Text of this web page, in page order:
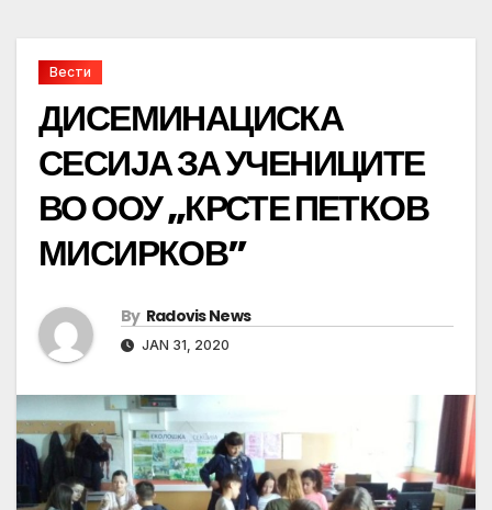
Вести
ДИСЕМИНАЦИСКА
СЕСИЈА ЗА УЧЕНИЦИТЕ
ВО ООУ „КРСТЕ ПЕТКОВ
МИСИРКОВ”
By Radovis News
JAN 31, 2020